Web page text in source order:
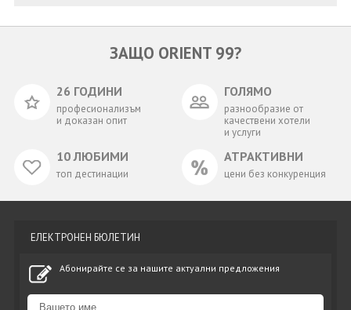
ЗАЩО ORIENT 99?
26 ГОДИНИ
професионализъм
и доказан опит
ГОЛЯМО
разнообразие от
качествени хотели
и услуги
10 ЛЮБИМИ
топ дестинации
АТРАКТИВНИ
цени без конкуренция
ЕЛЕКТРОНЕН БЮЛЕТИН
Абонирайте се за нашите актуални предложения